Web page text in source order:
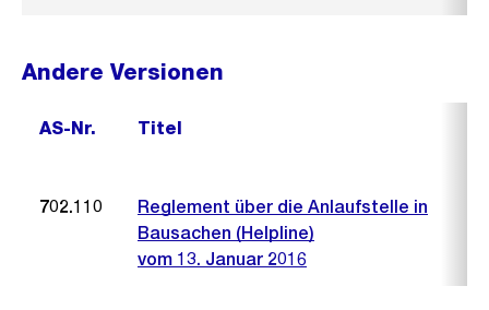
Andere Versionen
AS-Nr. Titel
702.110
Reglement über die Anlaufstelle in
Bausachen (Helpline)
vom 13. Januar 2016